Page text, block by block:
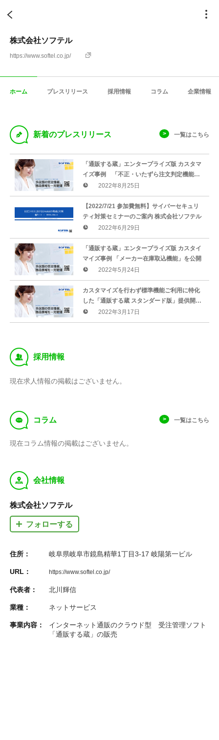
株式会社ソフテル
https://www.softel.co.jp/
ホーム プレスリリース 採用情報 コラム 企業情報
D 新着のプレスリリース 一覧はこちら
「通販する蔵」エンタープライズ版 カスタマ
イズ事例 「不正・いたずら注文判定機能」
を公開2022年8月25日
【2022/7/21 参加費無料】サイバーセキュリ
ティ対策セミナーのご案内 株式会社ソフテル
2022年6月29日
「通販する蔵」エンタープライズ版 カスタイ
マイズ事例 「メーカー在庫取込機能」を公開
2022年5月24日
カスタマイズを行わず標準機能ご利用に特化
した「通販する蔵 スタンダード版」提供開始
のお知らせ2022年3月17日
‰ 採用情報
現在求人情報の掲載はございません。
f コラム 一覧はこちら
現在コラム情報の掲載はございません。
y 会社情報
株式会社ソフテル
フォローする
住所： 岐阜県岐阜市鏡島精華1丁目3-17 岐陽第一ビル
URL： https://www.softel.co.jp/
代表者： 北川輝信
業種： ネットサービス
事業内容：
インターネット通販のクラウド型 受注管理ソフト
「通販する蔵」の販売